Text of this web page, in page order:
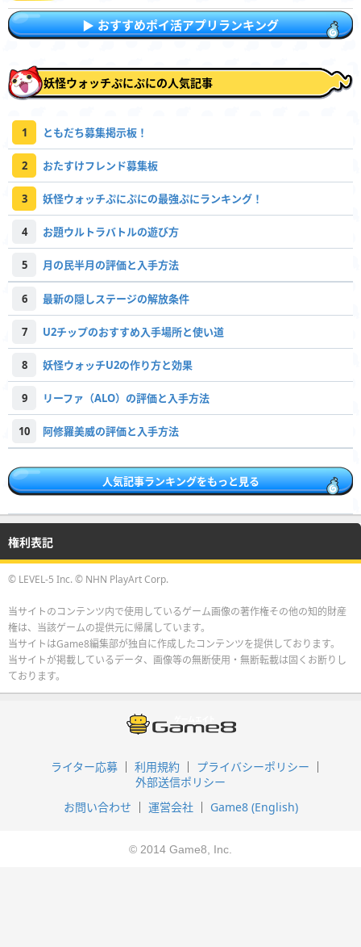
おすすめポイ活アプリランキング
妖怪ウォッチぷにぷにの人気記事
1 ともだち募集掲示板！
2 おたすけフレンド募集板
3 妖怪ウォッチぷにぷにの最強ぷにランキング！
4 お題ウルトラバトルの遊び方
5 月の民半月の評価と入手方法
6 最新の隠しステージの解放条件
7 U2チップのおすすめ入手場所と使い道
8 妖怪ウォッチU2の作り方と効果
9 リーファ（ALO）の評価と入手方法
10 阿修羅美威の評価と入手方法
人気記事ランキングをもっと見る
権利表記
© LEVEL-5 Inc. © NHN PlayArt Corp.
当サイトのコンテンツ内で使用しているゲーム画像の著作権その他の知的財産
権は、当該ゲームの提供元に帰属しています。
当サイトはGame8編集部が独自に作成したコンテンツを提供しております。
当サイトが掲載しているデータ、画像等の無断使用・無断転載は固くお断りし
ております。
ライター応募 利用規約
プライバシーポリシー
外部送信ポリシー
お問い合わせ
運営会社 Game8 (English)
© 2014 Game8, Inc.